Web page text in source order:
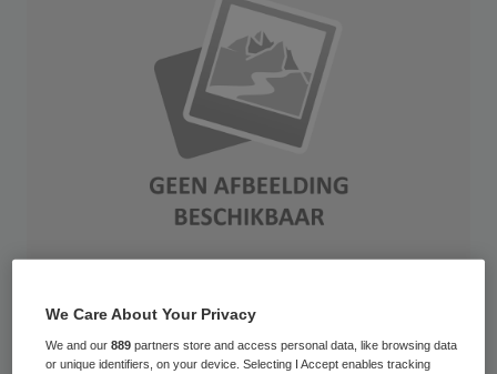
Decentralisatie heeft in de jeugdzorg nog
niet geleid tot een integraal aanbod.
We Care About Your Privacy
We and our889 partners store and access personal data, like browsing data
or unique identifiers, on your device. Selecting I Accept enables tracking